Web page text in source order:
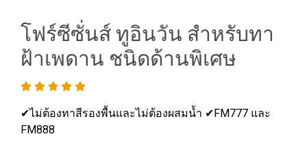
โฟร์ซีซั่นส์ ทูอินวัน สำหรับทา
ฝ้าเพดาน ชนิดด้านพิเศษ
✔ไม่ต้องทาสีรองพื้นและไม่ต้องผสมน้ำ ✔FM777 และ
FM888